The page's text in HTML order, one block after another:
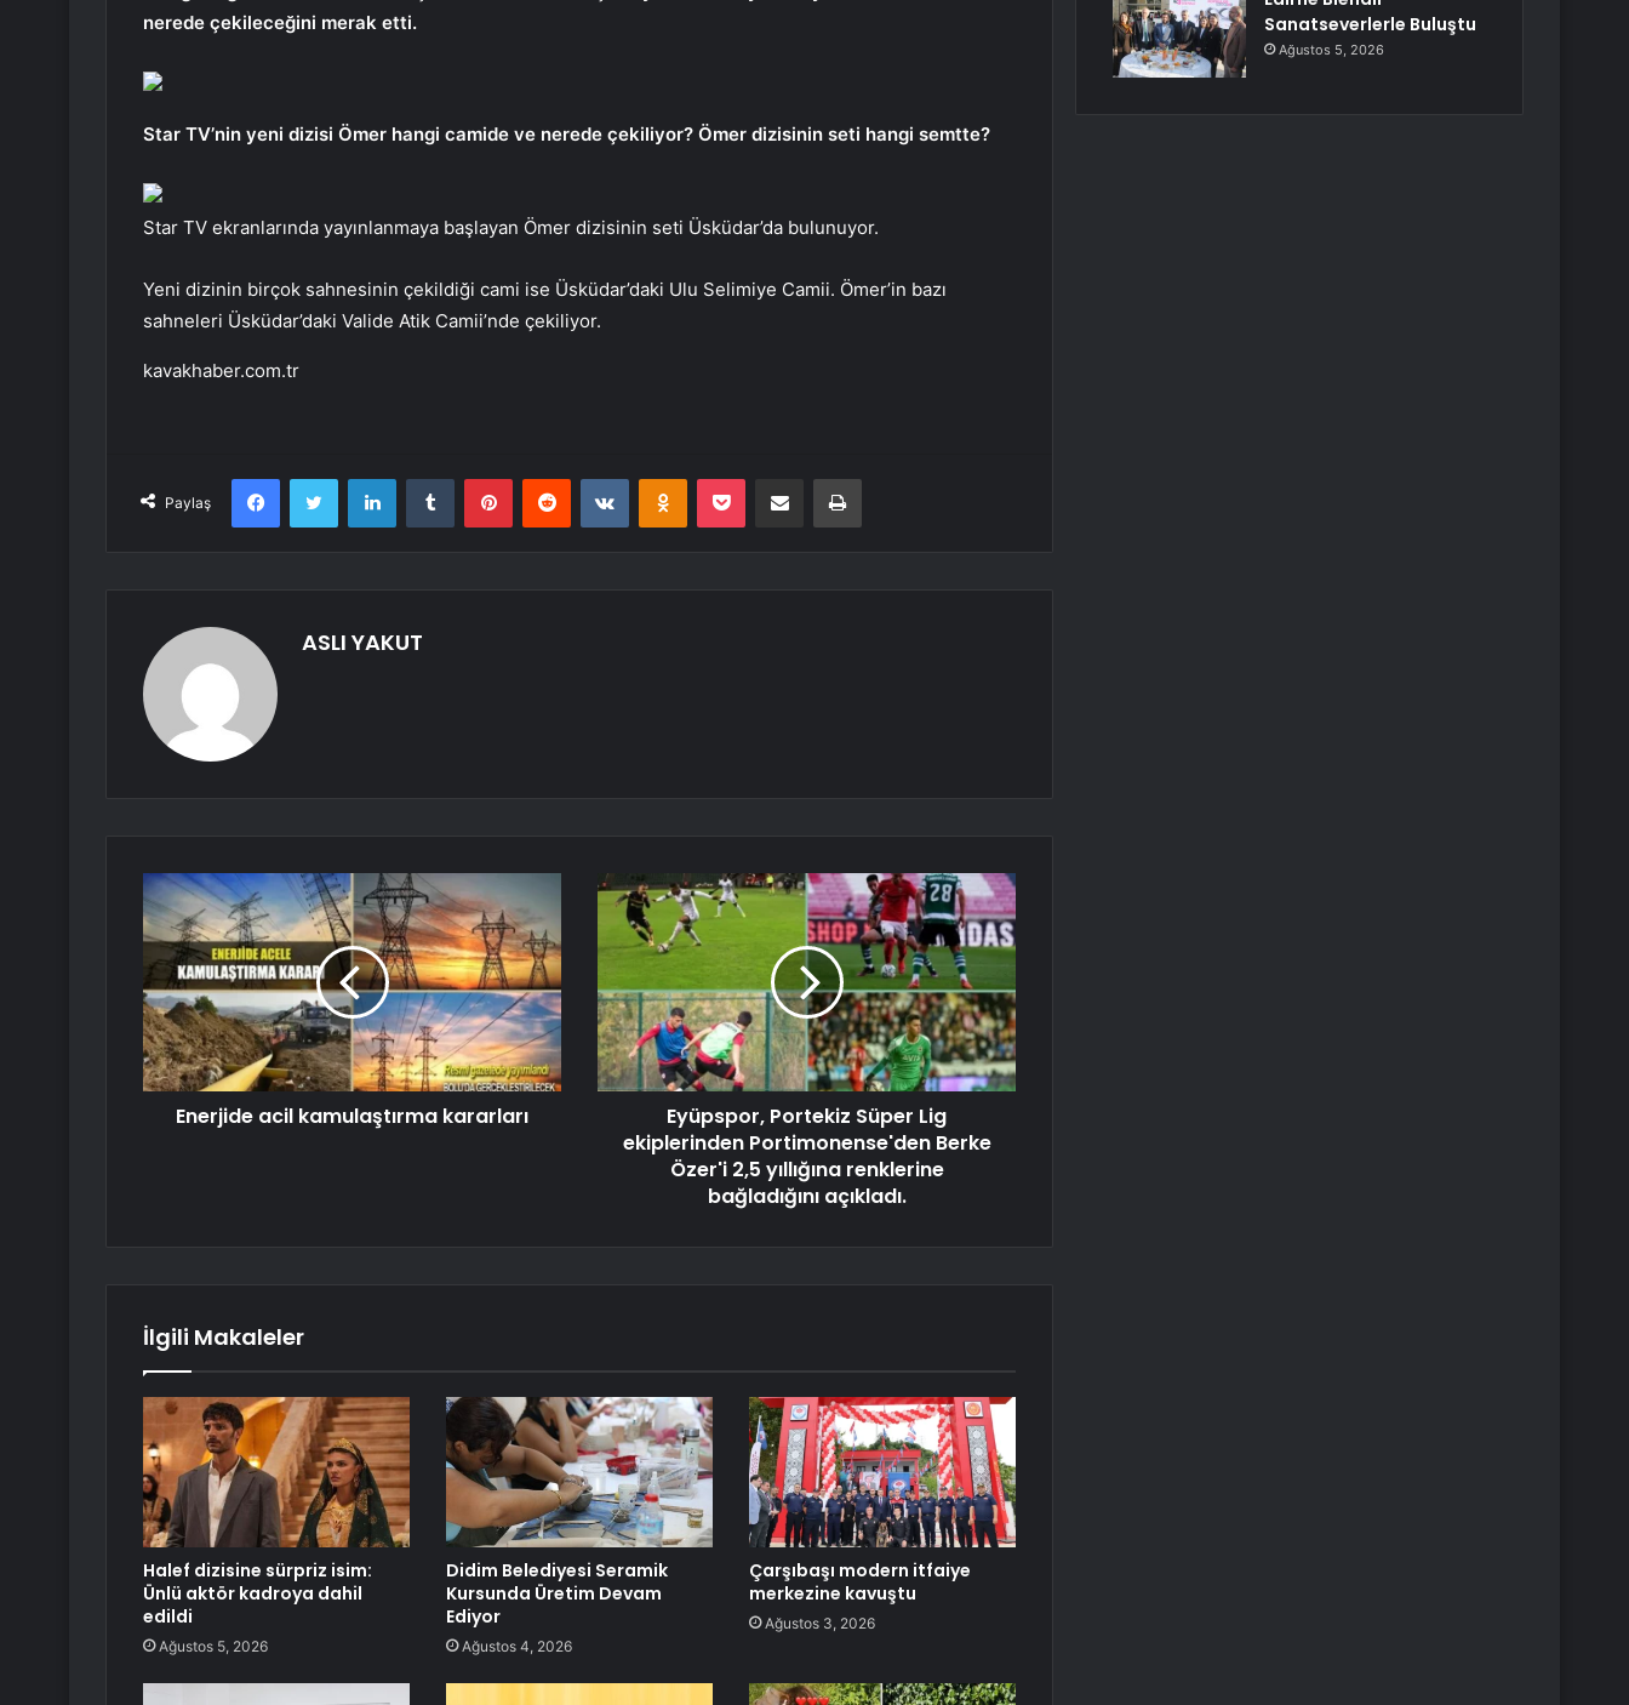
nerede çekileceğini merak etti.
Star TV’nin yeni dizisi Ömer hangi camide ve nerede çekiliyor? Ömer dizisinin seti hangi semtte?
Star TV ekranlarında yayınlanmaya başlayan Ömer dizisinin seti Üsküdar’da bulunuyor.
Yeni dizinin birçok sahnesinin çekildiği cami ise Üsküdar’daki Ulu Selimiye Camii. Ömer’in bazı
sahneleri Üsküdar’daki Valide Atik Camii’nde çekiliyor.
kavakhaber.com.tr
Paylaş
FacebookTwitter LinkedInTumblr PinterestReddit VKontakteOdnoklassniki
Pocket E-Posta ile paylaş Yazdır
ASLI YAKUT
Enerjide acil kamulaştırma kararları
Eyüpspor, Portekiz Süper Lig
ekiplerinden Portimonense'den Berke
Özer'i 2,5 yıllığına renklerine
bağladığını açıkladı.
İlgili Makaleler
Halef dizisine sürpriz isim:
Ünlü aktör kadroya dahil
edildi
Ağustos 5, 2026
Didim Belediyesi Seramik
Kursunda Üretim Devam
Ediyor
Ağustos 4, 2026
Çarşıbaşı modern itfaiye
merkezine kavuştu
Ağustos 3, 2026
Sanatseverlerle Buluştu
Ağustos 5, 2026